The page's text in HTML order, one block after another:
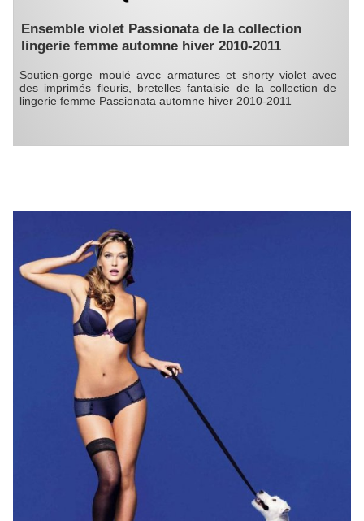
Ensemble violet Passionata de la collection
lingerie femme automne hiver 2010-2011
Soutien-gorge moulé avec armatures et shorty violet avec
des imprimés fleuris, bretelles fantaisie de la collection de
lingerie femme Passionata automne hiver 2010-2011